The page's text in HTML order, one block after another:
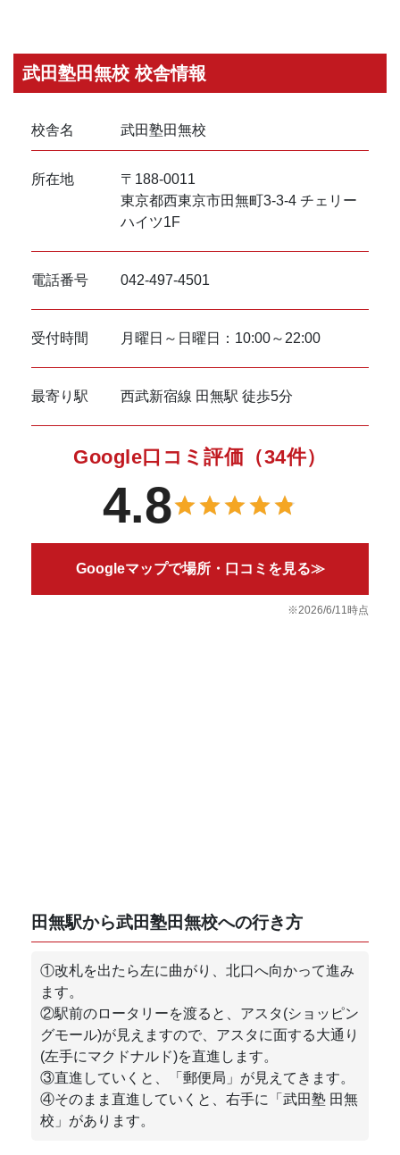
武田塾田無校 校舎情報
校舎名 武田塾田無校
所在地
〒188-0011
東京都西東京市田無町3-3-4 チェリー
ハイツ1F
電話番号 042-497-4501
受付時間 月曜日～日曜日：10:00～22:00
最寄り駅 西武新宿線 田無駅 徒歩5分
Google口コミ評価（34件）
4.8
Googleマップで場所・口コミを見る≫
※2026/6/11時点
田無駅から武田塾田無校への行き方
①改札を出たら左に曲がり、北口へ向かって進み
ます。
②駅前のロータリーを渡ると、アスタ(ショッピン
グモール)が見えますので、アスタに面する大通り
(左手にマクドナルド)を直進します。
③直進していくと、「郵便局」が見えてきます。
④そのまま直進していくと、右手に「武田塾 田無
校」があります。